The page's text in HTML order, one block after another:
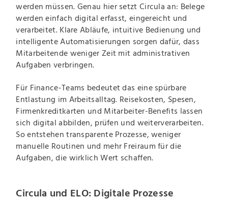
werden müssen. Genau hier setzt Circula an: Belege
werden einfach digital erfasst, eingereicht und
verarbeitet. Klare Abläufe, intuitive Bedienung und
intelligente Automatisierungen sorgen dafür, dass
Mitarbeitende weniger Zeit mit administrativen
Aufgaben verbringen.
Für Finance-Teams bedeutet das eine spürbare
Entlastung im Arbeitsalltag. Reisekosten, Spesen,
Firmenkreditkarten und Mitarbeiter-Benefits lassen
sich digital abbilden, prüfen und weiterverarbeiten.
So entstehen transparente Prozesse, weniger
manuelle Routinen und mehr Freiraum für die
Aufgaben, die wirklich Wert schaffen.
Circula und ELO: Digitale Prozesse